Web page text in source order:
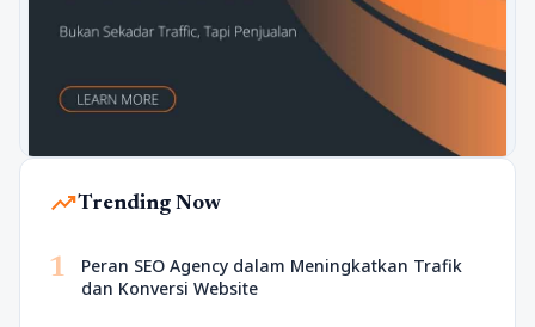
trending_upTrending Now
1
Peran SEO Agency dalam Meningkatkan Trafik
dan Konversi Website